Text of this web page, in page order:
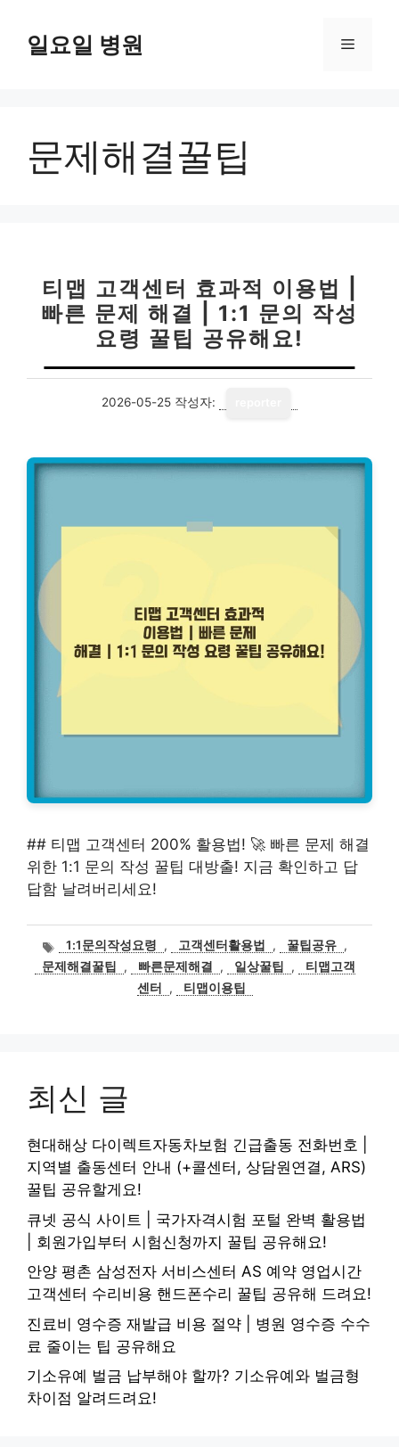
일요일 병원 메
문제해결꿀팁
티맵 고객센터 효과적 이용법 |
빠른 문제 해결 | 1:1 문의 작성
요령 꿀팁 공유해요!
2026-05-25 작성자:
## 티맵 고객센터 200% 활용법! 🚀 빠른 문제 해결
위한 1:1 문의 작성 꿀팁 대방출! 지금 확인하고 답
답함 날려버리세요!
태
그
1:1문의작성요령 , 고객센터활용법 , 꿀팁공유 ,
문제해결꿀팁
, 빠른문제해결 , 일상꿀팁 ,
티맵고객
센터
, 티맵이용팁
최신 글
현대해상 다이렉트자동차보험 긴급출동 전화번호 |
지역별 출동센터 안내 (+콜센터, 상담원연결, ARS)
꿀팁 공유할게요!
큐넷 공식 사이트 | 국가자격시험 포털 완벽 활용법
| 회원가입부터 시험신청까지 꿀팁 공유해요!
안양 평촌 삼성전자 서비스센터 AS 예약 영업시간
고객센터 수리비용 핸드폰수리 꿀팁 공유해 드려요!
진료비 영수증 재발급 비용 절약 | 병원 영수증 수수
료 줄이는 팁 공유해요
기소유예 벌금 납부해야 할까? 기소유예와 벌금형
차이점 알려드려요!